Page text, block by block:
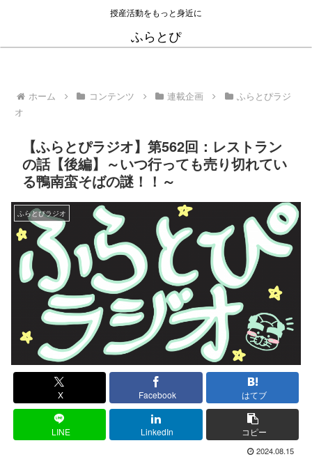
授産活動をもっと身近に
ふらとぴ
ホーム コンテンツ 連載企画
ふらとぴラジ
オ
【ふらとぴラジオ】第562回：レストラン
の話【後編】～いつ行っても売り切れてい
る鴨南蛮そばの謎！！～
ふらとぴラジオ
X Facebook はてブ
LINE LinkedIn コピー
2024.08.15